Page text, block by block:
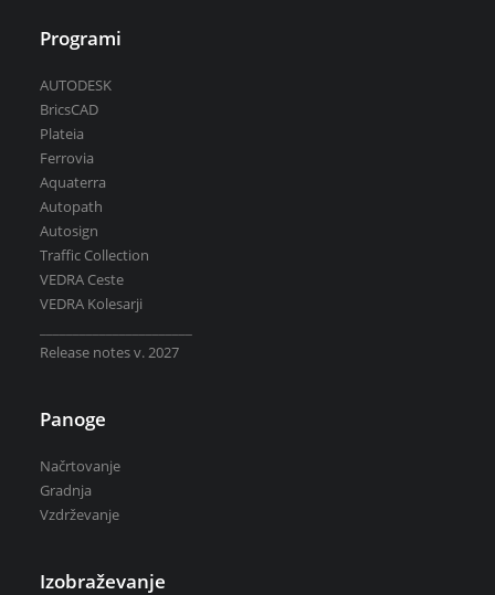
Programi
AUTODESK
BricsCAD
Plateia
Ferrovia
Aquaterra
Autopath
Autosign
Traffic Collection
VEDRA Ceste
VEDRA Kolesarji
Release notes v. 2027
Panoge
Načrtovanje
Gradnja
Vzdrževanje
Izobraževanje